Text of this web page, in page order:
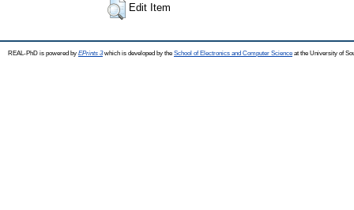
Edit Item
REAL-PhD is powered by EPrints 3which is developed by the School of Electronics and Computer Science at the University of